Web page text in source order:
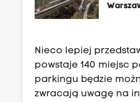
Nieco lepiej
powstaje 140 miejsc
parkingu będzie
zwracają uwagę na